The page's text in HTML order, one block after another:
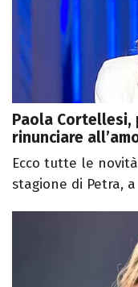
Paola Cortellesi,
rinunciare
Ecco tutte le
stagione di Petra,